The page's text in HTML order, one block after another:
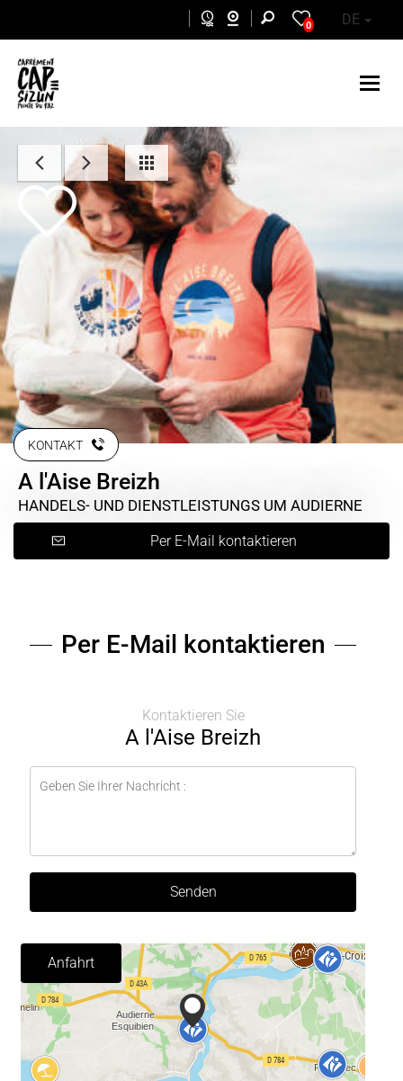
0 DE
KONTAKT
A l'Aise Breizh
HANDELS- UND DIENSTLEISTUNGS UM AUDIERNE
Per E-Mail kontaktieren
Per E-Mail kontaktieren
Kontaktieren Sie
A l'Aise Breizh
Senden
Anfahrt